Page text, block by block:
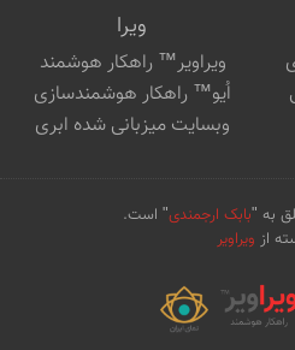
ویرا
ویراویر™ راهکار هوشمند
اُیو™ راهکار هوشمندسازی
وبسایت میزبانی شده ابری
به "بابک ارجمندی" است.
از ویراویر